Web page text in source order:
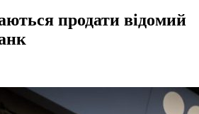
продати відомий